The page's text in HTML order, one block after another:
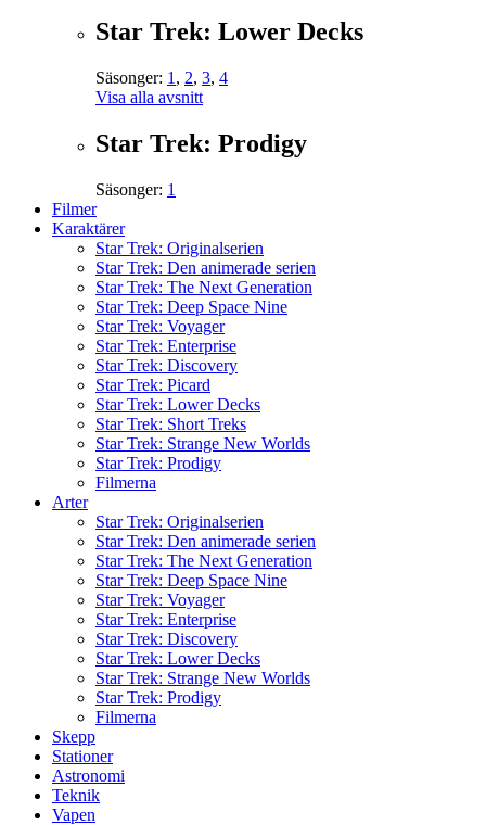
Star Trek: Lower Decks
Säsonger: 1 , 2, 3, 4
Visa alla avsnitt
Star Trek: Prodigy
Säsonger: 1
Filmer
Karaktärer
Star Trek: Originalserien
Star Trek: Den animerade serien
Star Trek: The Next Generation
Star Trek: Deep Space Nine
Star Trek: Voyager
Star Trek: Enterprise
Star Trek: Discovery
Star Trek: Picard
Star Trek: Lower Decks
Star Trek: Short Treks
Star Trek: Strange New Worlds
Star Trek: Prodigy
Filmerna
Arter
Star Trek: Originalserien
Star Trek: Den animerade serien
Star Trek: The Next Generation
Star Trek: Deep Space Nine
Star Trek: Voyager
Star Trek: Enterprise
Star Trek: Discovery
Star Trek: Lower Decks
Star Trek: Strange New Worlds
Star Trek: Prodigy
Filmerna
Skepp
Stationer
Astronomi
Teknik
Vapen